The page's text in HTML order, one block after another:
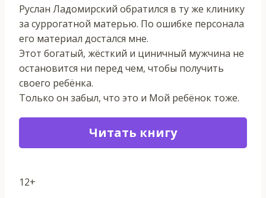
Руслан Ладомирский обратился в ту же клинику
за суррогатной матерью. По ошибке персонала
его материал достался мне.
Этот богатый, жёсткий и циничный мужчина не
остановится ни перед чем, чтобы получить
своего ребёнка.
Только он забыл, что это и Мой ребёнок тоже.
Читать книгу
12+